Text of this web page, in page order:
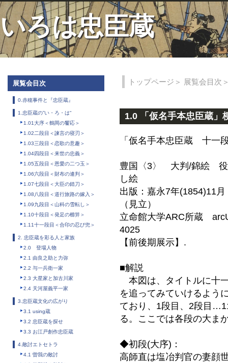
いろは忠臣蔵
展覧会目次
0.赤穂事件と『忠臣蔵』
1.忠臣蔵の”い・ろ・は“
1.01大序＜鶴岡の饗応＞
1.02二段目＜諫言の寝刃＞
1.03三段目＜恋歌の意趣＞
1.04四段目＜来世の忠義＞
1.05五段目＜恩愛の二つ玉＞
1.06六段目＜財布の連判＞
1.07七段目＜大臣の錆刀＞
1.08八段目＜道行旅路の嫁入＞
1.09九段目＜山科の雪転し＞
1.10十段目＜発足の櫛笄＞
1.11十一段目＜合印の忍び兜＞
2. 忠臣蔵を彩る人と家族
2.0 登場人物
2.1 由良之助と力弥
2.2 与一兵衛一家
2.3 大星家と加古川家
2.4 天河屋義平一家
3.忠臣蔵文化の広がり
3.1 using蔵
3.2 忠臣蔵を探せ
3.3 お江戸創作忠臣蔵
4.敵討エトセトラ
4.1 曽我の敵討
トップページ ＞ 展覧会目次
1.0 「仮名手本忠臣蔵」
「仮名手本忠臣蔵 十一
豊国〈3〉 大判/錦絵 役
し絵
出版：嘉永7年
（見立）
立命館大学ARC所蔵
4025
【前後期展示】.
■解説
本図は、タイトルに十
を追ってみていけるよう
ており、1段目、2段目
る。ここでは各段の大ま
◆初段(大序)：
高師直は塩冶判官の妻顔